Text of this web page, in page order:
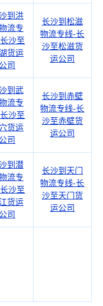
到洪
流专
沙至
货运
公司
长沙到松滋
物流专线-长
沙至松滋货
运公司
到武
流专
沙至
货运
公司
长沙到赤壁
物流专线-长
沙至赤壁货
运公司
到潜
流专
沙至
货运
公司
长沙到天门
物流专线-长
沙至天门货
运公司